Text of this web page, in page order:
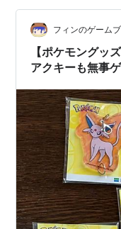
フィンのゲーム
【ポケモングッ
アクキーも無事